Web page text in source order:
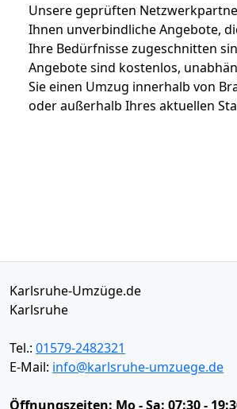
Unsere geprüften
Ihnen unverbindliche Angebote,
Ihre Bedürfnisse zugeschnitten
Angebote sind kostenlos,
Sie einen Umzug innerhalb von
oder außerhalb Ihres aktuellen
Karlsruhe-Umzüge.de
Karlsruhe
Tel.: 01579-2482321
E-Mail: info@karlsruhe-umzuege.de
Öffnungszeiten: Mo - Sa: 07:30 -